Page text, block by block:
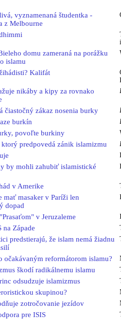
vyznamenaná študentka -
z Melbourne
domu zameraná na porážku
islamu
Kalifát
nikáby a kipy za rovnako
čiastočný zákaz nosenia burky
burkín
povoľte burkiny
predpovedá zánik islamizmu
by mohli zahubiť islamistické
v Amerike
mať masaker v Paríži len
dopad
v Jeruzaleme
na Západe
predstierajú, že islam nemá žiadnu
očakávaným reformátorom islamu?
škodí radikálnemu islamu
odsudzuje islamizmus
skupinou?
zotročovanie jezídov
pre ISIS